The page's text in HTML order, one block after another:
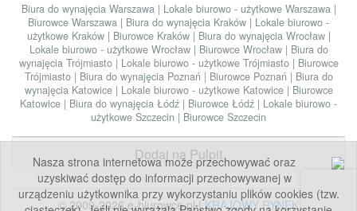
Nasza strona internetowa może przechowywać oraz
uzyskiwać dostęp do informacji przechowywanej w
urządzeniu użytkownika przy wykorzystaniu plików cookies (tzw.
Biura do wynajęcia Warszawa | Lokale biurowo - użytkowe Warszawa |
Biurowce Warszawa | Biura do wynajęcia Kraków | Lokale biurowo -
użytkowe Kraków | Biurowce Kraków | Biura do wynajęcia Wrocław |
Lokale biurowo - użytkowe Wrocław | Biurowce Wrocław | Biura do
wynajęcia Trójmiasto | Lokale biurowo - użytkowe Trójmiasto | Biurowce
Trójmiasto | Biura do wynajęcia Poznań | Biurowce Poznań | Biura do
wynajęcia Katowice | Lokale biurowo - użytkowe Katowice | Biurowce
Katowice | Biura do wynajęcia Łódź | Biurowce Łódź | Lokale biurowo -
użytkowe Szczecin | Biurowce Szczecin
Dodaj na Pulpit
© 2009-2026 e-biurowce.pl |KRAJOWY RYNEK